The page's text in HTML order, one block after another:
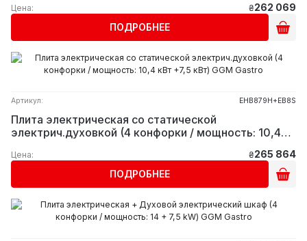
Цена: ₴262 069
ПОДРОБНЕЕ
Артикул: EHB879H+EB8S
Плита электрическая со статической
электрич.духовкой (4 конфорки / мощность: 10,4
Цена: ₴265 864
ПОДРОБНЕЕ